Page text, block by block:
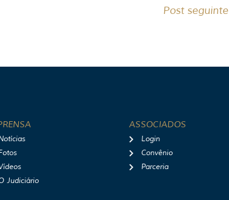
Post seguinte
Judiciário
ASSOCIADOS
Login
Convênio
Parceria